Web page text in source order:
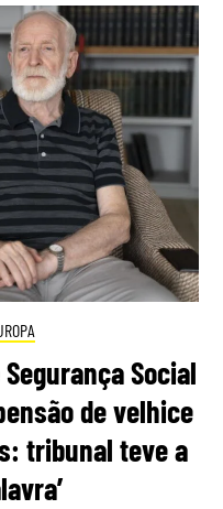
Social
de velhice
tribunal teve a